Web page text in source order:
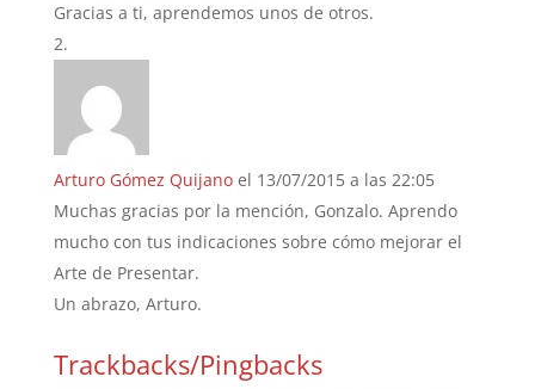
Gracias a ti, aprendemos unos de otros.
Arturo Gómez Quijano el 13/07/2015 a las 22:05
Muchas gracias por la mención, Gonzalo. Aprendo
mucho con tus indicaciones sobre cómo mejorar el
Arte de Presentar.
Un abrazo, Arturo.
Trackbacks/Pingbacks